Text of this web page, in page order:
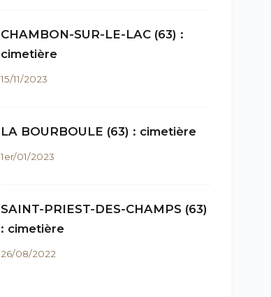
CHAMBON-SUR-LE-LAC (63) :
cimetière
15/11/2023
LA BOURBOULE (63) : cimetière
1er/01/2023
SAINT-PRIEST-DES-CHAMPS (63)
: cimetière
26/08/2022